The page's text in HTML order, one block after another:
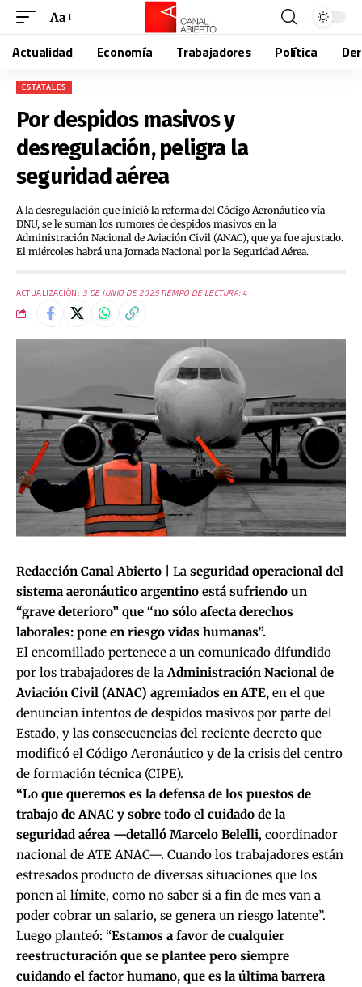
Aa
Actualidad Economía Trabajadores Política
ESTATALES
Por despidos masivos y
desregulación, peligra la
seguridad aérea
A la desregulación que inició la reforma del Código Aeronáutico vía
DNU, se le suman los rumores de despidos masivos en la
Administración Nacional de Aviación Civil (ANAC), que ya fue ajustado.
El miércoles habrá una Jornada Nacional por la Seguridad Aérea.
ACTUALIZACIÓN: 3 DE JUNIO DE 2025TIEMPO DE LECTURA: 4
Redacción Canal Abierto | La seguridad operacional del
sistema aeronáutico argentino está sufriendo un
“grave deterioro” que “no sólo afecta derechos
laborales: pone en riesgo vidas humanas”.
El encomillado pertenece a un comunicado difundido
por los trabajadores de la Administración Nacional de
Aviación Civil (ANAC) agremiados en ATE, en el que
denuncian intentos de despidos masivos por parte del
Estado, y las consecuencias del reciente decreto que
modificó el Código Aeronáutico y de la crisis del centro
de formación técnica (CIPE).
“Lo que queremos es la defensa de los puestos de
trabajo de ANAC y sobre todo el cuidado de la
seguridad aérea —detalló Marcelo Belelli, coordinador
nacional de ATE ANAC—. Cuando los trabajadores están
estresados producto de diversas situaciones que los
ponen al límite, como no saber si a fin de mes van a
poder cobrar un salario, se genera un riesgo latente”.
Luego planteó: “Estamos a favor de cualquier
reestructuración que se plantee pero siempre
cuidando el factor humano, que es la última barrera